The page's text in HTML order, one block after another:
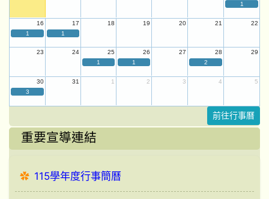
1
16 17 18 19 20 21
22
1
1
23 24 25 26 27 28
29
1
1 2
30 31 1 2 3 4
5
3
前往行事曆
重要宣導連結
115學年度行事簡曆